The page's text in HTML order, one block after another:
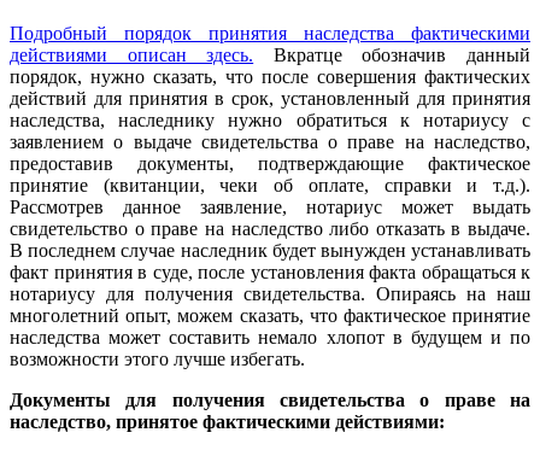
Подробный порядок принятия наследства фактическими
действиями описан здесь.
Вкратце обозначив данный
порядок, нужно сказать, что после совершения фактических
действий для принятия в срок, установленный для принятия
наследства, наследнику нужно обратиться к нотариусу с
заявлением о выдаче свидетельства о праве на наследство,
предоставив документы, подтверждающие фактическое
принятие (квитанции, чеки об оплате, справки и т.д.).
Рассмотрев данное заявление, нотариус может выдать
свидетельство о праве на наследство либо отказать в выдаче.
В последнем случае наследник будет вынужден устанавливать
факт принятия в суде, после установления факта обращаться к
нотариусу для получения свидетельства. Опираясь на наш
многолетний опыт, можем сказать, что фактическое принятие
наследства может составить немало хлопот в будущем и по
возможности этого лучше избегать.
Документы для получения свидетельства о праве на
наследство, принятое фактическими действиями: